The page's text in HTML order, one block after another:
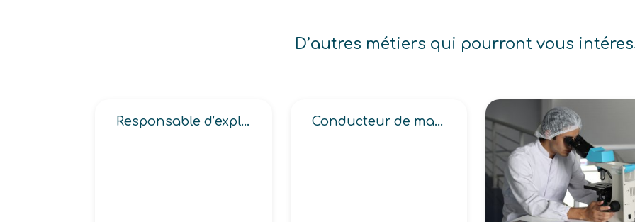
D’autres métiers qui pourront vous
Responsable d’exploitation de site (d’entreposage, logistique) Conducteur de machines (à assembler en industrie graphique, à étiqueter, à pelliculer, à relier sans couture)